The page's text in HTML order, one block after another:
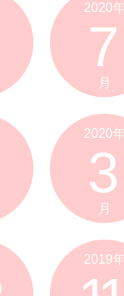
2020
7
月
2020
3
月
2019